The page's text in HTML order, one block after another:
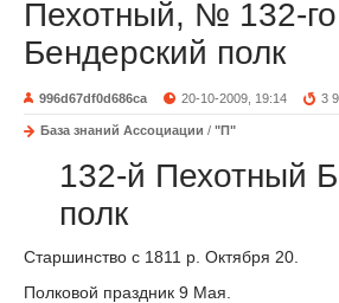
Пехотный, № 132-го
Бендерский полк
996d67df0d686ca 20-10-2009, 19:14 3
База знаний Ассоциации / "П"
132-й Пехотный
полк
Старшинство с 1811 р. Октября 20.
Полковой праздник 9 Мая.